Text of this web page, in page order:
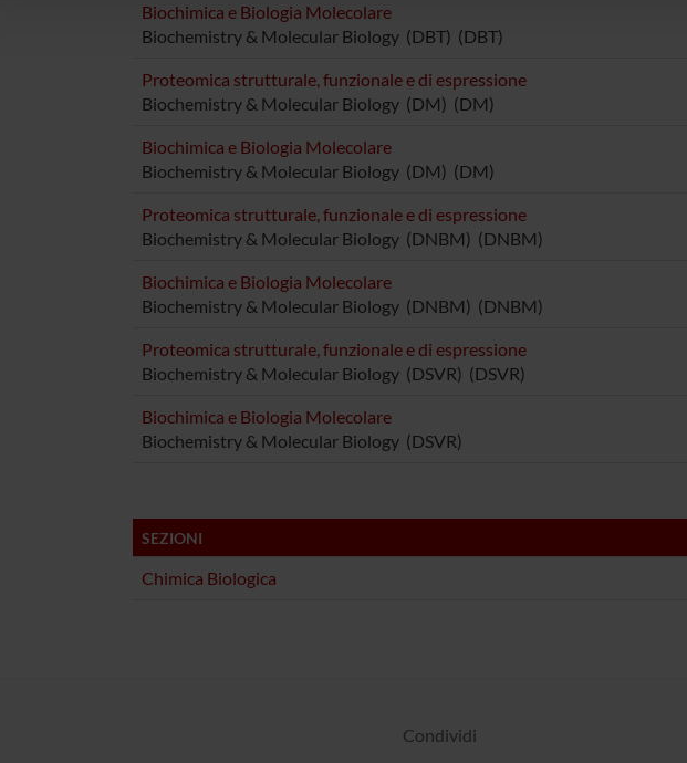
Biochimica e Biologia Molecolare
Biochemistry & Molecular Biology (DBT) (DBT)
Proteomica strutturale, funzionale e di espressione
Biochemistry & Molecular Biology (DM) (DM)
Biochimica e Biologia Molecolare
Biochemistry & Molecular Biology (DM) (DM)
Proteomica strutturale, funzionale e di espressione
Biochemistry & Molecular Biology (DNBM) (DNBM)
Biochimica e Biologia Molecolare
Biochemistry & Molecular Biology (DNBM) (DNBM)
Proteomica strutturale, funzionale e di espressione
Biochemistry & Molecular Biology (DSVR) (DSVR)
Biochimica e Biologia Molecolare
Biochemistry & Molecular Biology (DSVR)
SEZIONI
Chimica Biologica
Condividi